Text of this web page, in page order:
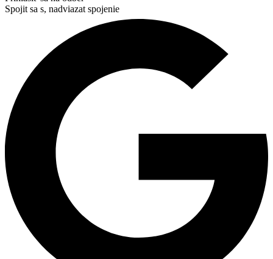
Spojit sa s, nadviazat spojenie